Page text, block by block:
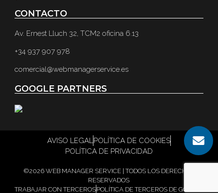
CONTACTO
Av. Ernest Lluch 32, TCM2 oficina 6.13
+34 937 907 978
comercial@webmanagerservice.es
GOOGLE PARTNERS
AVISO LEGAL POLÍTICA DE COOKIES
POLÍTICA DE PRIVACIDAD
©2026 WEB MANAGER SERVICE | TODOS LOS DERECHOS
RESERVADOS
TRABAJAR CON TERCEROSPOLÍTICA DE TERCEROS DE GOOGLE